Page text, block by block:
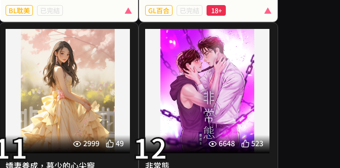
他太想念以人形姿態生活，於是大
搖大擺進入林恩墨的夢裡，
做盡了泡溫泉、吃晚餐、看煙火
等，只有情侶才會一起做的事。
「等你回到自己的身體，我會想念
你的，也會想念有你在的夢境。」
「別急著想念，我們很快會見
面。」
賽希爾看似漫不經心地許下鄭重的
承諾，
他本來認為自己倒楣透了，
此刻卻覺得，能因此與林恩墨相
遇，是他生命中最最巨大的幸運。
BL耽美 已完結 GL百合 已完結 18+
2999 49
慕暖進慕家門時七歲，母親病逝，
父親槍決，而收養她的，就是那個
讓她父親進入監獄的男人。
她有病，這十多年來病入膏肓。
而慕夜白，卻喜歡她的病，因為這
會讓她離不開他。
成年那晚，他把自己當作禮物送給
了她。
而那小小的人兒，顫著手指解開了
男人的衣衫釦子。
一開始她就是慕夜白的籠中鳥，不
敢有所想，有所念。
12 6648 523
在一般人的常識中，α追求Ω與α標
記Ω是完全出於本能的動作，不受
意識控制，就像人必須呼吸才能活
下去，動物順應天性繁衍一樣，是
無法抗拒的行為，在各類影視作品
中，標記亦時常被美化為浪漫又帶
有命運色彩的結合形式，令人嚮
往。
作為β，柏寧這輩子永遠不會標記
任何人，也不會被任何人標記，這
件事與他無關。對他來說，如果不
是出於本意，Ω被標記的瞬間就是